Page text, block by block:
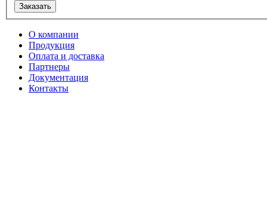
Заказать
О компании
Продукция
Оплата и доставка
Партнеры
Документация
Контакты